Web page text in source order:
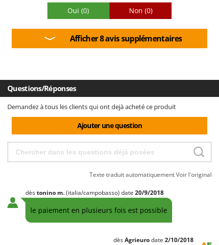
Oui (0) Non (0)
Afficher 8 avis supplémentaires
Questions/Réponses
Demandez à tous les clients qui ont dejà acheté ce produit
Ajouter une question
Texte traduit automatiquementVoir l'original
dèstonino m.(italia/campobasso) date 20/9/2018
le paiement en plusieurs fois est possible
dèsAgrieurodate 2/10/2018